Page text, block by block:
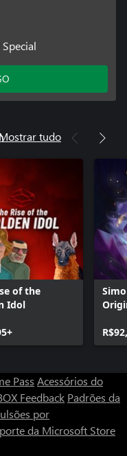
tudo
of the
Idol
Pass Acessórios do
Feedback Padrões da
por
da Microsoft Store